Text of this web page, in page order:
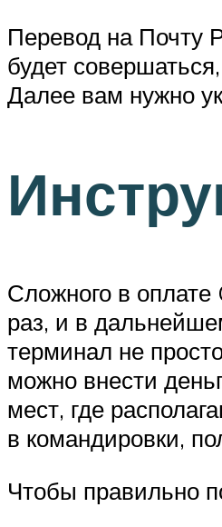
Перевод на Почту
будет
Далее вам нужно
Сложного в оплате
раз, и в
терминал не
можно внести
мест, где
в командировки,
Чтобы правильно